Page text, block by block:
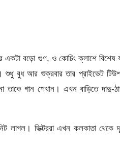
একটা বড়ো গুণ, ও কোচিং ক্লাশে বিশেষ
বুধ আর শুক্রবার তার প্রাইভেট
গান শেখান। এখন বাড়িতে দাদু-
লাগল। ভিক্টররা এখন কলকাতা থেকে